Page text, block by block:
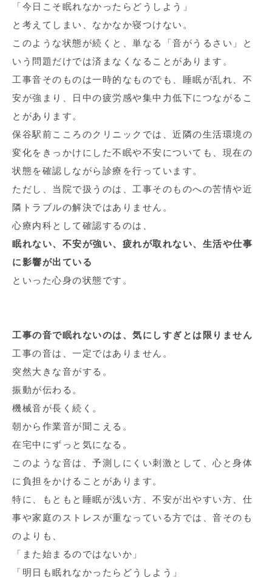
「今日こそ眠れなかったらどうしよう」
と考えてしまい、なかなか寝つけない。
このような状態が続くと、単なる「音がうるさい」と
いう問題だけでは済まなくなることがあります。
工事音そのものは一時的なものでも、睡眠が乱れ、不
安が強まり、日中の疲労感や集中力低下につながるこ
とがあります。
保谷駅前こころのクリニックでは、近隣の生活環境の
変化をきっかけにした不眠や不安についても、現在の
状態を確認しながら診療を行っています。
ただし、当院で扱うのは、工事そのものへの苦情や近
隣トラブルの解決ではありません。
心療内科として確認するのは、
眠れない、不安が強い、疲れが取れない、生活や仕事
に影響が出ている
といった心身の状態です。
工事の音で眠れないのは、気にしすぎとは限りません
工事の音は、一定ではありません。
突然大きな音がする。
振動が伝わる。
機械音が長く続く。
朝から作業音が聞こえる。
在宅中にずっと気になる。
このような音は、予測しにくい刺激として、心と身体
に負担をかけることがあります。
特に、もともと睡眠が浅い方、不安が出やすい方、仕
事や家庭のストレスが重なっている方では、音そのも
のよりも、
「また始まるのではないか」
「明日も眠れなかったらどうしよう」